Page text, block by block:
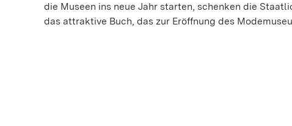
die Museen ins neue Jahr starten, schenken die
das attraktive Buch, das zur Eröffnung des